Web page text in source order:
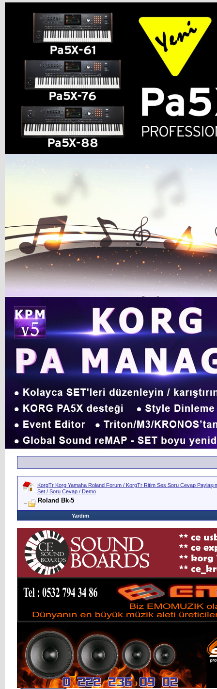
KorgTr Korg Yamaha Roland Forum / KorgTr Ritim Ses Soru Cevap
Set / Soru Cevap / Demo
Roland Bk-5
Yardım